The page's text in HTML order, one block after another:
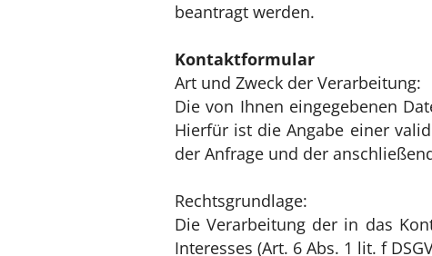
beantragt werden.
Kontaktformular
Art und Zweck der Verarbeitung:
Die von Ihnen eingegebenen
Hierfür ist die Angabe einer
der Anfrage und der
Rechtsgrundlage:
Die Verarbeitung der in das
Interesses (Art. 6 Abs. 1 lit. f